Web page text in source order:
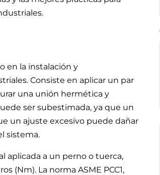
en la instalación y
Consiste en aplicar un par
una unión hermética y
ser subestimada, ya que un
un ajuste excesivo puede dañar
sistema.
aplicada a un perno o tuerca,
(Nm). La norma ASME PCC1,